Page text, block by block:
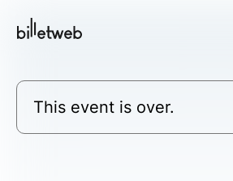
This event is over.